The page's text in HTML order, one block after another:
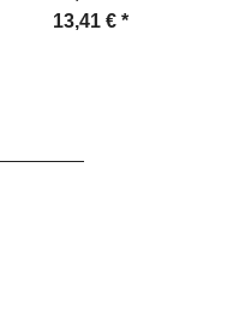
Kordelzug,
13,41 € *